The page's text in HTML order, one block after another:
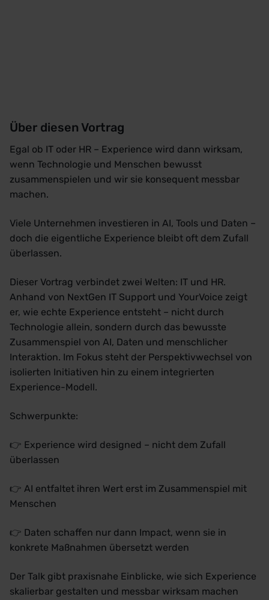
Über diesen Vortrag
Egal ob IT oder HR – Experience wird dann wirksam,
wenn Technologie und Menschen bewusst
zusammenspielen und wir sie konsequent messbar
machen.
Viele Unternehmen investieren in AI, Tools und Daten –
doch die eigentliche Experience bleibt oft dem Zufall
überlassen.
Dieser Vortrag verbindet zwei Welten: IT und HR.
Anhand von NextGen IT Support und YourVoice zeigt
er, wie echte Experience entsteht – nicht durch
Technologie allein, sondern durch das bewusste
Zusammenspiel von AI, Daten und menschlicher
Interaktion. Im Fokus steht der Perspektivwechsel von
isolierten Initiativen hin zu einem integrierten
Experience-Modell.
Schwerpunkte:
👉 Experience wird designed – nicht dem Zufall
überlassen
👉 AI entfaltet ihren Wert erst im Zusammenspiel mit
Menschen
👉 Daten schaffen nur dann Impact, wenn sie in
konkrete Maßnahmen übersetzt werden
Der Talk gibt praxisnahe Einblicke, wie sich Experience
skalierbar gestalten und messbar wirksam machen